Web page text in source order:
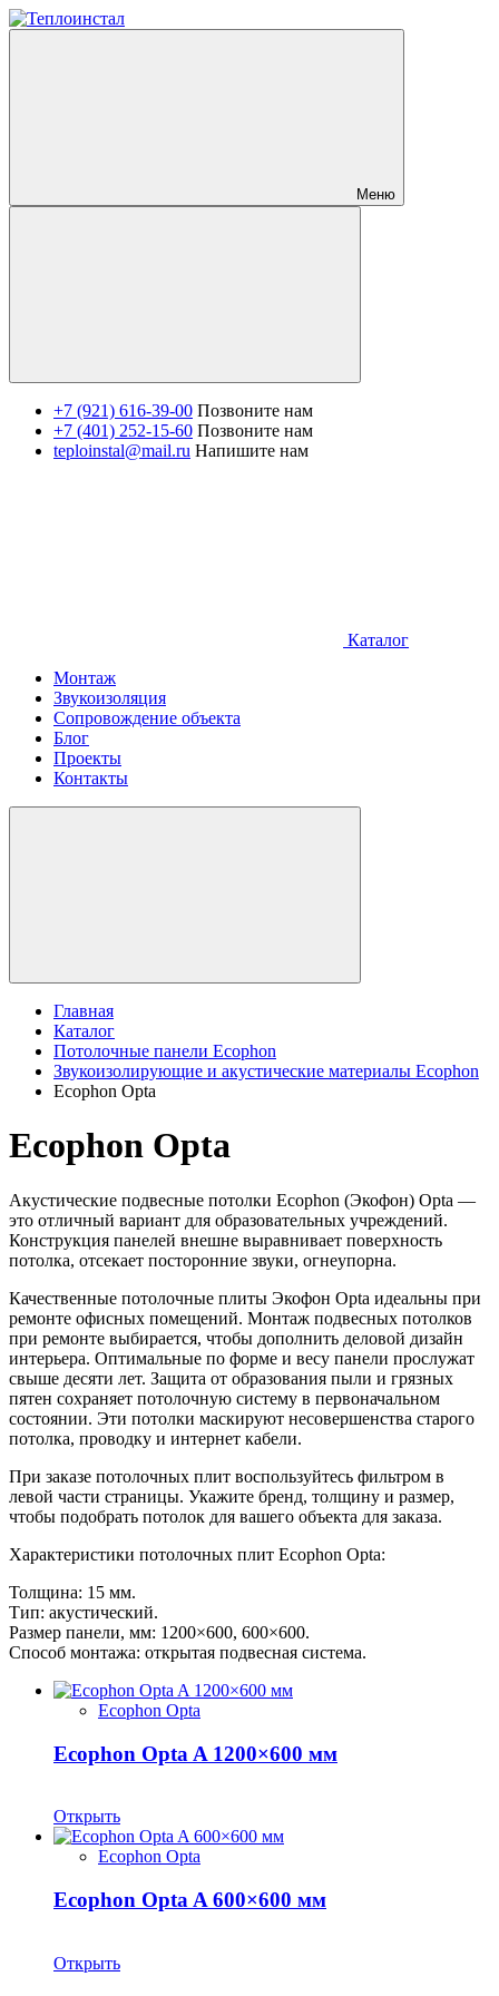
Меню
+7 (921) 616-39-00 Позвоните нам
+7 (401) 252-15-60 Позвоните нам
teploinstal@mail.ru Напишите нам
Каталог
Монтаж
Звукоизоляция
Сопровождение объекта
Блог
Проекты
Контакты
Главная
Каталог
Потолочные панели Ecophon
Звукоизолирующие и акустические материалы Ecophon
Ecophon Opta
Ecophon Opta
Акустические подвесные потолки Ecophon (Экофон) Opta —
это отличный вариант для образовательных учреждений.
Конструкция панелей внешне выравнивает поверхность
потолка, отсекает посторонние звуки, огнеупорна.
Качественные потолочные плиты Экофон Opta идеальны при
ремонте офисных помещений. Монтаж подвесных потолков
при ремонте выбирается, чтобы дополнить деловой дизайн
интерьера. Оптимальные по форме и весу панели прослужат
свыше десяти лет. Защита от образования пыли и грязных
пятен сохраняет потолочную систему в первоначальном
состоянии. Эти потолки маскируют несовершенства старого
потолка, проводку и интернет кабели.
При заказе потолочных плит воспользуйтесь фильтром в
левой части страницы. Укажите бренд, толщину и размер,
чтобы подобрать потолок для вашего объекта для заказа.
Характеристики потолочных плит Ecophon Opta:
Толщина: 15 мм.
Тип: акустический.
Размер панели, мм: 1200×600, 600×600.
Способ монтажа: открытая подвесная система.
Ecophon Opta
Ecophon Opta A 1200×600 мм
Открыть
Ecophon Opta
Ecophon Opta A 600×600 мм
Открыть